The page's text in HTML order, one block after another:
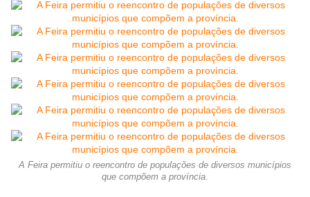
A Feira permitiu o reencontro de populações de diversos municípios
que compõem a província.